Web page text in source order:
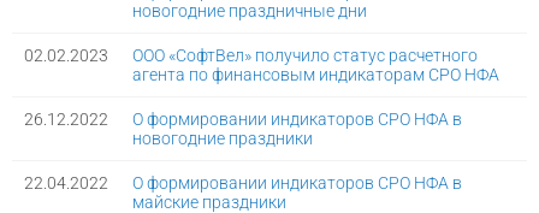
новогодние праздничные дни
02.02.2023
ООО «СофтВел» получило статус расчетного
агента по финансовым индикаторам СРО НФА
26.12.2022
О формировании индикаторов СРО НФА в
новогодние праздники
22.04.2022
О формировании индикаторов СРО НФА в
майские праздники